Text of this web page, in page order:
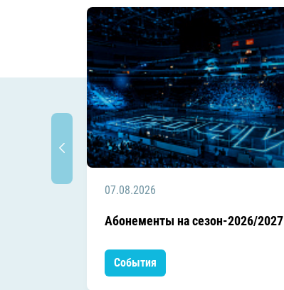
07.08.2026
Абонементы на сезон-2026/2027
События